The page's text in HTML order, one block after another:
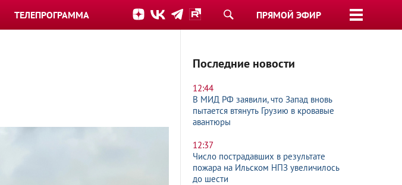
ПРЯМОЙ ЭФИР
ТЕЛЕПРОГРАММА
Последние новости
12:44
В МИД РФ заявили, что Запад вновь
пытается втянуть Грузию в кровавые
авантюры
12:37
Число пострадавших в результате
пожара на Ильском НПЗ увеличилось
до шести